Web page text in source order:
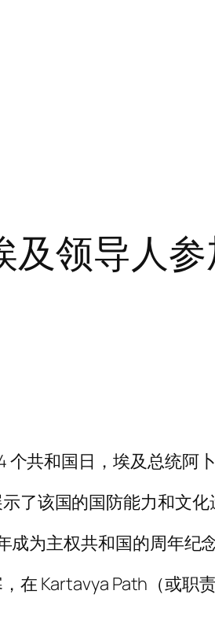
及领导人
共和国日，埃及总统阿卜
了该国的国防能力和文化
为主权共和国的周年纪
在 Kartavya Path（或职